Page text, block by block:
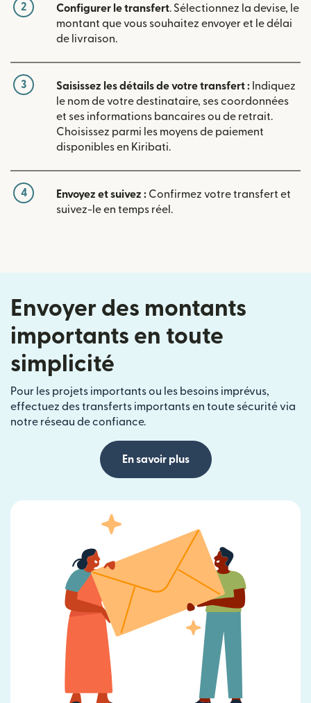
2 Configurer le transfert. Sélectionnez la devise, le
montant que vous souhaitez envoyer et le délai
de livraison.
3 Saisissez les détails de votre transfert : Indiquez
le nom de votre destinataire, ses coordonnées
et ses informations bancaires ou de retrait.
Choisissez parmi les moyens de paiement
disponibles en Kiribati.
4 Envoyez et suivez : Confirmez votre transfert et
suivez-le en temps réel.
Envoyer des montants
importants en toute
simplicité
Pour les projets importants ou les besoins imprévus,
effectuez des transferts importants en toute sécurité via
notre réseau de confiance.
En savoir plus